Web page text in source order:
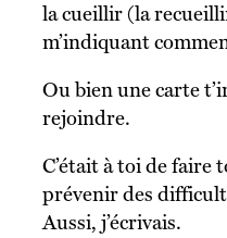
la cueillir (la
m’indiquant
Ou bien une carte t’indiquant comment me
rejoindre.
C’était à toi de faire tous les efforts. Je voulais te
prévenir des
Aussi, j’écrivais.